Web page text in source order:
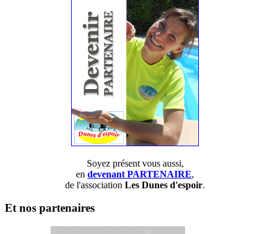
Soyez présent vous aussi,
en devenant PARTENAIRE,
de l'association Les Dunes d'espoir.
Et nos partenaires